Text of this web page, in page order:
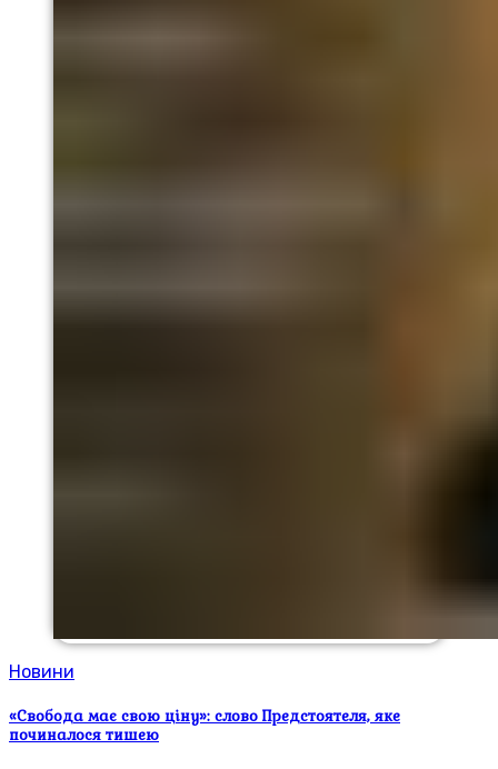
Новини
«Свобода має свою ціну»: слово Предстоятеля, яке
починалося тишею